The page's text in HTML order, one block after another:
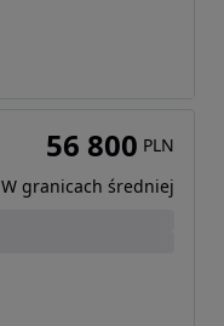
56 800 PLN
W granicach średniej